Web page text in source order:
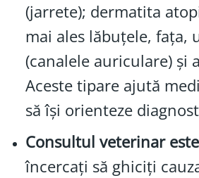
(jarrete); dermatita
mai ales lăbuțele, fața,
(canalele auriculare) și
Aceste tipare ajută
să își orienteze
Consultul veterinar
încercați să ghiciți